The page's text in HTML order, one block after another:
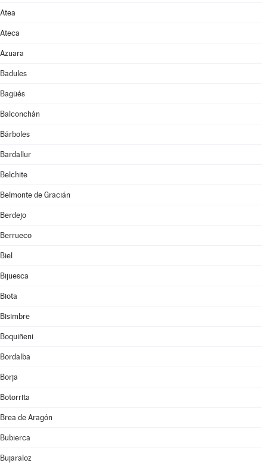
Atea
Ateca
Azuara
Badules
Bagüés
Balconchán
Bárboles
Bardallur
Belchite
Belmonte de Gracián
Berdejo
Berrueco
Biel
Bijuesca
Biota
Bisimbre
Boquiñeni
Bordalba
Borja
Botorrita
Brea de Aragón
Bubierca
Bujaraloz